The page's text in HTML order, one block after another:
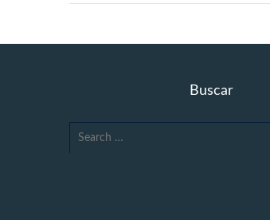
Buscar